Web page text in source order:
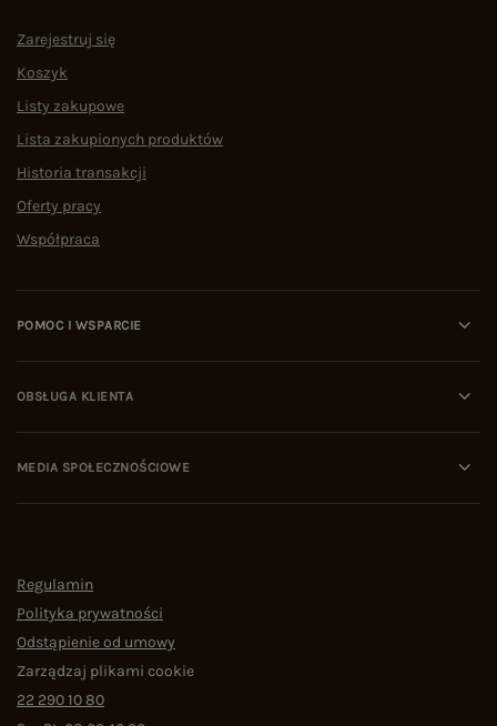
Zarejestruj się
Koszyk
Listy zakupowe
Lista zakupionych produktów
Historia transakcji
Oferty pracy
Współpraca
POMOC I WSPARCIE
OBSŁUGA KLIENTA
MEDIA SPOŁECZNOŚCIOWE
Regulamin
Polityka prywatności
Odstąpienie od umowy
Zarządzaj plikami cookie
22 290 10 80